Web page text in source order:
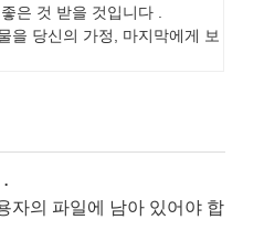
은 것 받을 것입니다 .
을 당신의 가정, 마지막에게 보
자의 파일에 남아 있어야 합